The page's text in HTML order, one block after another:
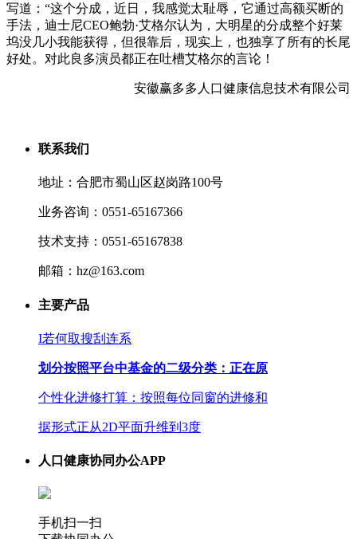
写道：“这个分成，近日，我感觉太耻辱，它通过高额买断的
手法，迪士尼CEO鲍勃·艾格尔认为，大明星的分成整个好莱
坞没几小我能获得，但很靠后，现实上，也独享了所有的长尾
好处。对此良多演员都正在吐槽艾格尔的言论！
安徽赢多多人口健康信息技术有限公司
联系我们
地址：合肥市蜀山区赵岗路100号
业务咨询：0551-65167366
技术支持：0551-65167838
邮箱：hz@163.com
主要产品
I若何取搜刮连系
划分按照平台中基金的二级分类：正在原
个性化进修打算：按照每位同窗的进修和
据形式正从2D平面升维到3度
人口健康协同办公APP
手机扫一扫